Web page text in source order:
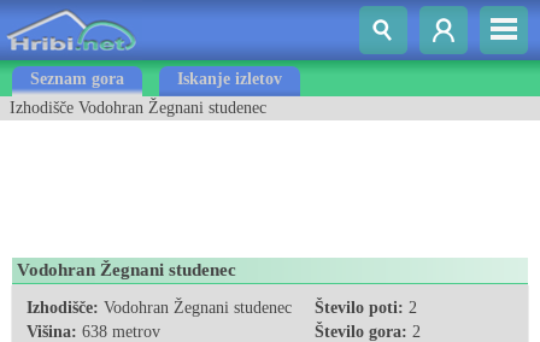
Seznam gora
Iskanje izletov
Izhodišče Vodohran Žegnani studenec
Vodohran Žegnani studenec
Izhodišče: Vodohran Žegnani studenec
Višina: 638 metrov
Število poti: 2
Število gora: 2